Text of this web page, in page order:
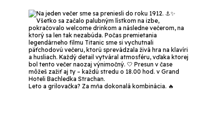
Leto a grilovačka? Za mňa dokonalá kombinácia. 🔥